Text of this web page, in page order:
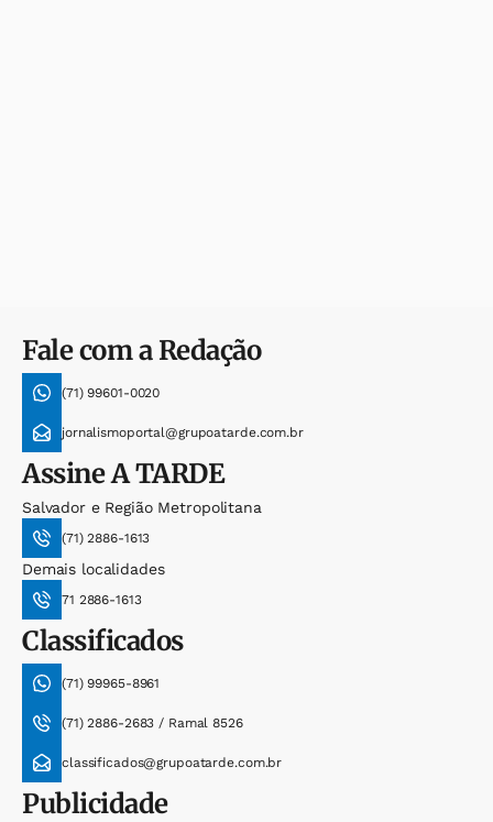
Fale com a Redação
(71) 99601-0020
jornalismoportal@grupoatarde.com.br
AssineA TARDE
Salvador e Região Metropolitana
(71) 2886-1613
Demais localidades
71 2886-1613
Classificados
(71) 99965-8961
(71) 2886-2683 / Ramal 8526
classificados@grupoatarde.com.br
Publicidade